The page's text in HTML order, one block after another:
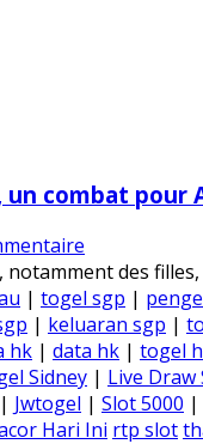
combat pour
notamment des
| togel sgp |
| keluaran sgp |
hk | data hk | togel
Sidney | Live Draw
| Jwtogel | Slot 5000 |
Hari Ini rtp slot